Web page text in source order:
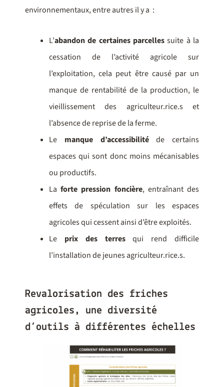
environnementaux, entre autres il y a :
L’abandon de certaines parcelles suite à la
cessation de l’activité agricole sur
l’exploitation, cela peut être causé par un
manque de rentabilité de la production, le
vieillissement des agriculteur.rice.s et
l’absence de reprise de la ferme.
Le manque d’accessibilitéde certains
espaces qui sont donc moins mécanisables
ou productifs.
Laforte pression foncière, entraînant des
effets de spéculation sur les espaces
agricoles qui cessent ainsi d’être exploités.
Le prix des terresqui rend difficile
l’installation de jeunes agriculteur.rice.s.
Revalorisation des friches
agricoles, une diversité
d’outils à différentes échelles